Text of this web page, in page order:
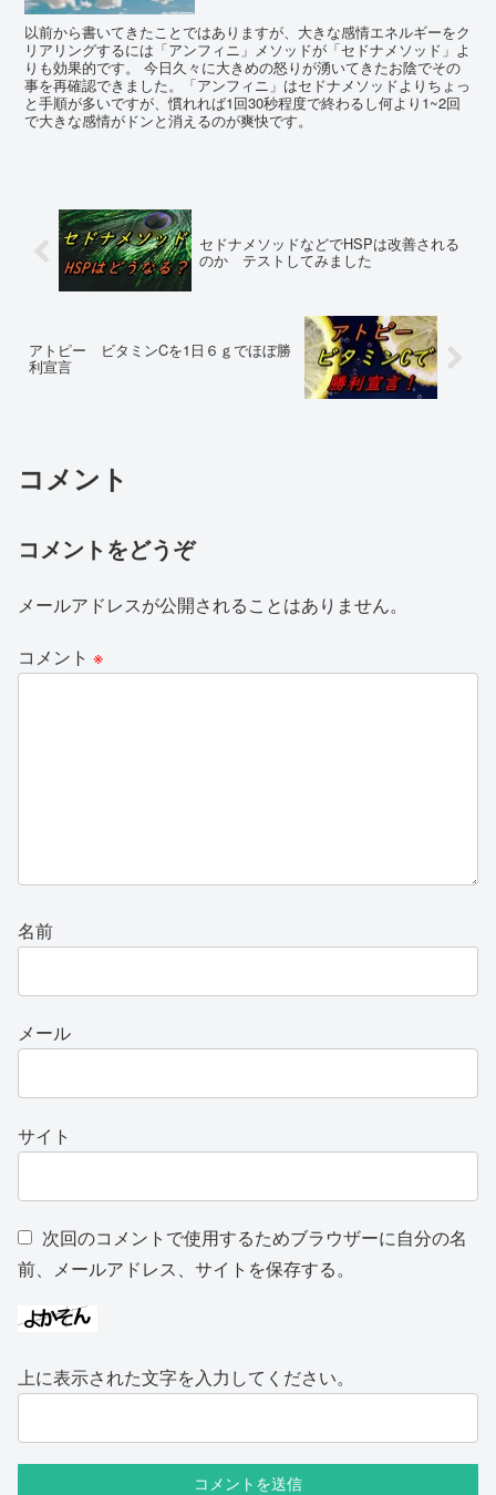
以前から書いてきたことではありますが、大きな感情エネルギーをク
リアリングするには「アンフィニ」メソッドが「セドナメソッド」よ
りも効果的です。 今日久々に大きめの怒りが湧いてきたお陰でその
事を再確認できました。「アンフィニ」はセドナメソッドよりちょっ
と手順が多いですが、慣れれば1回30秒程度で終わるし何より1~2回
で大きな感情がドンと消えるのが爽快です。
セドナメソッドなどでHSPは改善される
のか テストしてみました
アトピー ビタミンCを1日６ｇでほぼ勝
利宣言
コメント
コメントをどうぞ
メールアドレスが公開されることはありません。
コメント ※
名前
メール
サイト
次回のコメントで使用するためブラウザーに自分の名
前、メールアドレス、サイトを保存する。
上に表示された文字を入力してください。